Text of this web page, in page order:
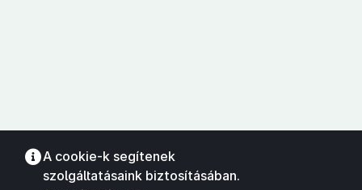
A cookie-k segítenek
szolgáltatásaink biztosításában.